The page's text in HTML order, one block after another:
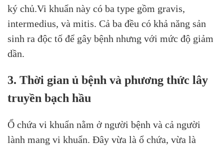
ký chủ.Vi khuẩn này có ba type gồm gravis,
intermedius, và mitis. Cả ba đều có khả năng sản
sinh ra độc tố để gây bệnh nhưng với mức độ giảm
dần.
3. Thời gian ủ bệnh và phương thức lây
truyền bạch hầu
Ổ chứa vi khuẩn nằm ở người bệnh và cả người
lành mang vi khuẩn. Đây vừa là ổ chứa, vừa là